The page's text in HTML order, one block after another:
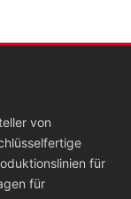
von
für
für